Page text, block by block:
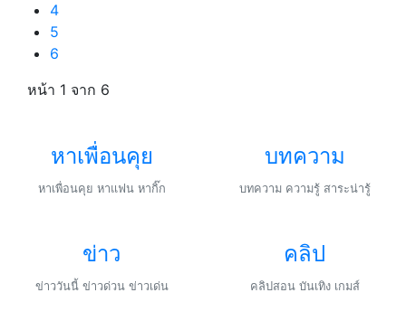
4
5
6
หน้า 1 จาก 6
หาเพื่อนคุย
หาเพื่อนคุย หาแฟน หากิ๊ก
บทความ
บทความ ความรู้ สาระน่ารู้
ข่าว
ข่าววันนี้ ข่าวด่วน ข่าวเด่น
คลิป
คลิปสอน บันเทิง เกมส์